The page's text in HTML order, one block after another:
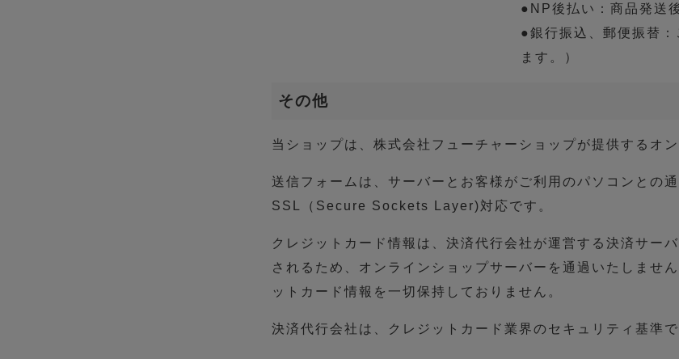
●NP後払い：商品発送
●銀行振込、郵便振替
ます。）
その他
当ショップは、株式会社フューチャーショップが提供するオ
送信フォームは、サーバーとお客様がご利用のパソコンとの
SSL（Secure Sockets Layer)対応です。
クレジットカード情報は、決済代行会社が運営する決済サー
されるため、オンラインショップサーバーを通過いたしませ
ットカード情報を一切保持しておりません。
決済代行会社は、クレジットカード業界のセキュリティ基準